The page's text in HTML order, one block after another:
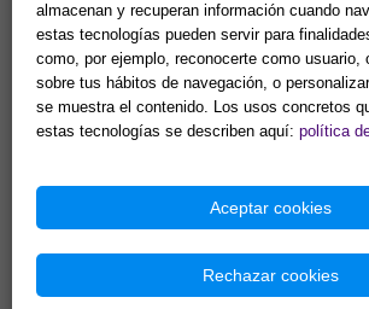
JABON DIOSA FORTUNA 100
gr (Para atraer buena suerte
y riqueza)
cosmética esotérica
consagrado a la mítica deidad
romana ...
Comprar
JABON
protección
mística y la
utilizado
4,54 €
almacenan y recuperan información cuando
estas tecnologías pueden servir para
como, por ejemplo, reconocerte como usuario,
sobre tus hábitos de navegación, o
se muestra el contenido. Los usos concretos
estas tecnologías se describen aquí: política
Aceptar cookies
Rechazar cookies